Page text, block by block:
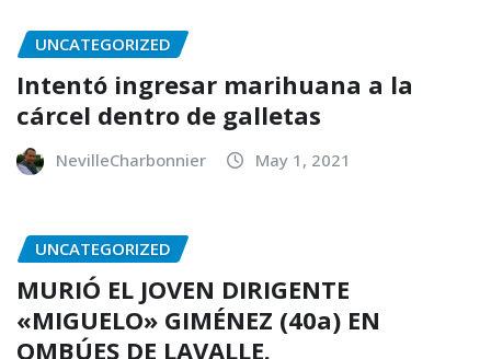
UNCATEGORIZED
Intentó ingresar marihuana a la
cárcel dentro de galletas
NevilleCharbonnier May 1, 2021
UNCATEGORIZED
MURIÓ EL JOVEN DIRIGENTE
«MIGUELO» GIMÉNEZ (40a) EN
OMBÚES DE LAVALLE.